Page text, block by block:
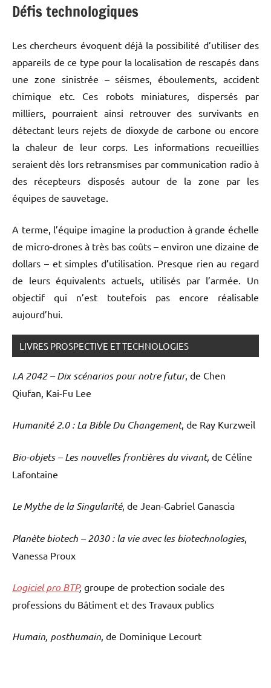
Défis technologiques
Les chercheurs évoquent déjà la possibilité d’utiliser des
appareils de ce type pour la localisation de rescapés dans
une zone sinistrée – séismes, éboulements, accident
chimique etc. Ces robots miniatures, dispersés par
milliers, pourraient ainsi retrouver des survivants en
détectant leurs rejets de dioxyde de carbone ou encore
la chaleur de leur corps. Les informations recueillies
seraient dès lors retransmises par communication radio à
des récepteurs disposés autour de la zone par les
équipes de sauvetage.
A terme, l’équipe imagine la production à grande échelle
de micro-drones à très bas coûts – environ une dizaine de
dollars – et simples d’utilisation. Presque rien au regard
de leurs équivalents actuels, utilisés par l’armée. Un
objectif qui n’est toutefois pas encore réalisable
aujourd’hui.
LIVRES PROSPECTIVE ET TECHNOLOGIES
I.A 2042 – Dix scénarios pour notre futur, de Chen
Qiufan, Kai-Fu Lee
Humanité 2.0 : La Bible Du Changement, de Ray Kurzweil
Bio-objets – Les nouvelles frontières du vivant, de Céline
Lafontaine
Le Mythe de la Singularité, de Jean-Gabriel Ganascia
Planète biotech – 2030 : la vie avec les biotechnologies,
Vanessa Proux
Logiciel pro BTP, groupe de protection sociale des
professions du Bâtiment et des Travaux publics
Humain, posthumain , de Dominique Lecourt